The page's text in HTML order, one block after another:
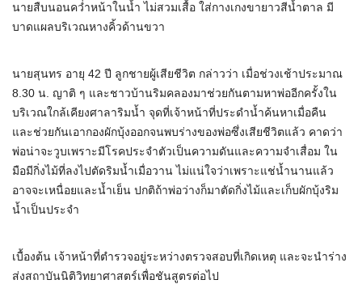
นายสืบนอนคว่ำหน้าในน้ำ ไม่สวมเสื้อ ใส่กางเกงขายาวสีน้ำตาล มี
บาดแผลบริเวณหางคิ้วด้านขวา
นายสุนทร อายุ 42 ปี ลูกชายผู้เสียชีวิต กล่าวว่า เมื่อช่วงเช้าประมาณ
8.30 น. ญาติ ๆ และชาวบ้านริมคลองมาช่วยกันตามหาพ่ออีกครั้งใน
บริเวณใกล้เคียงศาลาริมน้ำ จุดที่เจ้าหน้าที่ประดำน้ำค้นหาเมื่อคืน
และช่วยกันเอากองผักบุ้งออกจนพบร่างของพ่อซึ่งเสียชีวิตแล้ว คาดว่า
พ่อน่าจะวูบเพราะมีโรคประจำตัวเป็นความดันและความจำเสื่อม ใน
มือมีกิ่งไม้ที่ลงไปตัดริมน้ำเมื่อวาน ไม่แน่ใจว่าเพราะแช่น้ำนานแล้ว
อาจจะเหนื่อยและน้ำเย็น ปกติถ้าพ่อว่างก็มาตัดกิ่งไม้และเก็บผักบุ้งริม
น้ำเป็นประจำ
เบื้องต้น เจ้าหน้าที่ตำรวจอยู่ระหว่างตรวจสอบที่เกิดเหตุ และจะนำร่าง
ส่งสถาบันนิติวิทยาศาสตร์เพื่อชันสูตรต่อไป